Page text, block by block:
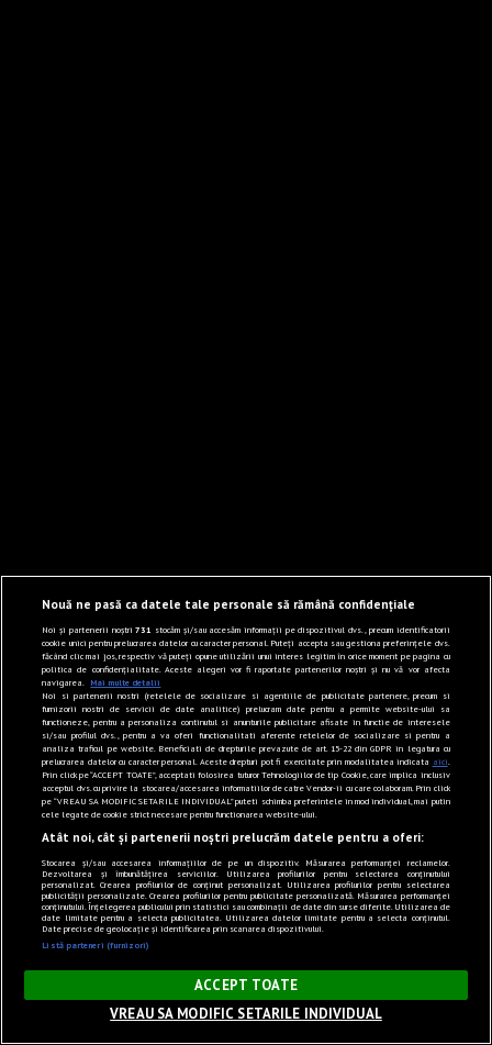
×
Nouă ne pasă ca datele tale personale să rămână confidențiale
Noi și partenerii noștri731 stocăm și/sau accesăm informații pe dispozitivul dvs., precum identificatorii
cookie unici pentru prelucrarea datelor cu caracter personal. Puteți accepta sau gestiona preferințele dvs.
făcând clic mai jos, respectiv vă puteți opune utilizării unui interes legitim în orice moment pe pagina cu
politica de confidențialitate. Aceste alegeri vor fi raportate partenerilor noștri și nu vă vor afecta
navigarea. Mai multe detalii
Noi si partenerii nostri (retelele de socializare si agentiile de publicitate partenere, precum si
furnizorii nostri de servicii de date analitice) prelucram date pentru a permite website-ului sa
functioneze, pentru a personaliza continutul si anunturile publicitare afisate in functie de interesele
si/sau profilul dvs., pentru a va oferi functionalitati aferente retelelor de socializare si pentru a
analiza traficul pe website. Beneficiati de drepturile prevazute de art. 15-22 din GDPR in legatura cu
prelucrarea datelor cu caracter personal. Aceste drepturi pot fi exercitate prin modalitatea indicata aici.
Prin click pe “ACCEPT TOATE”, acceptati folosirea tuturor Tehnologiilor de tip Cookie, care implica inclusiv
acceptul dvs. cu privire la stocarea/accesarea informatiilor de catre Vendor-ii cu care colaboram. Prin click
pe “VREAU SA MODIFIC SETARILE INDIVIDUAL” puteti schimba preferintele in mod individual, mai putin
cele legate de cookie strict necesare pentru functionarea website-ului.
Atât noi, cât și partenerii noștri prelucrăm datele pentru a oferi:
Stocarea și/sau accesarea informațiilor de pe un dispozitiv. Măsurarea performanței reclamelor.
Dezvoltarea și îmbunătățirea serviciilor. Utilizarea profilurilor pentru selectarea conținutului
personalizat. Crearea profilurilor de conținut personalizat. Utilizarea profilurilor pentru selectarea
publicității personalizate. Crearea profilurilor pentru publicitate personalizată. Măsurarea performanței
conținutului. Înțelegerea publicului prin statistici sau combinații de date din surse diferite. Utilizarea de
date limitate pentru a selecta publicitatea. Utilizarea datelor limitate pentru a selecta conținutul.
Date precise de geolocație și identificarea prin scanarea dispozitivului.
Listă parteneri (furnizori)
ACCEPT TOATE
VREAU SA MODIFIC SETARILE INDIVIDUAL